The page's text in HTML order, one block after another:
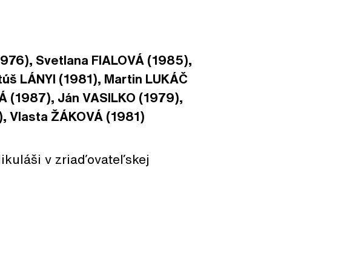
Svetlana FIALOVÁ (1985),
LÁNYI (1981), Martin LUKÁČ
(1987), Ján VASILKO (1979),
Vlasta ŽÁKOVÁ (1981)
v zriaďovateľskej